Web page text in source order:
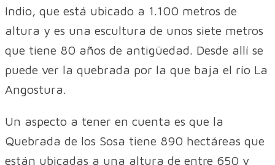
Indio, que está ubicado a 1.100 metros de
altura y es una escultura de unos siete metros
que tiene 80 años de antigüedad. Desde allí se
puede ver la quebrada por la que baja el río La
Angostura.
Un aspecto a tener en cuenta es que la
Quebrada de los Sosa tiene 890 hectáreas que
están ubicadas a una altura de entre 650 y